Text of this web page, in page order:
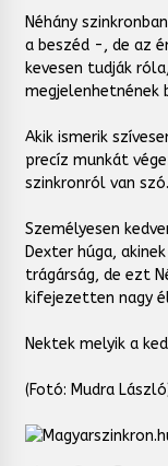
Néhány
a beszéd -, de az
kevesen tudják
megjelenhetnének
Akik ismerik
precíz munkát
szinkronról van szó.
Személyesen
Dexter húga,
trágárság, de ezt
kifejezetten nagy
Nektek melyik a
(Fotó: Mudra